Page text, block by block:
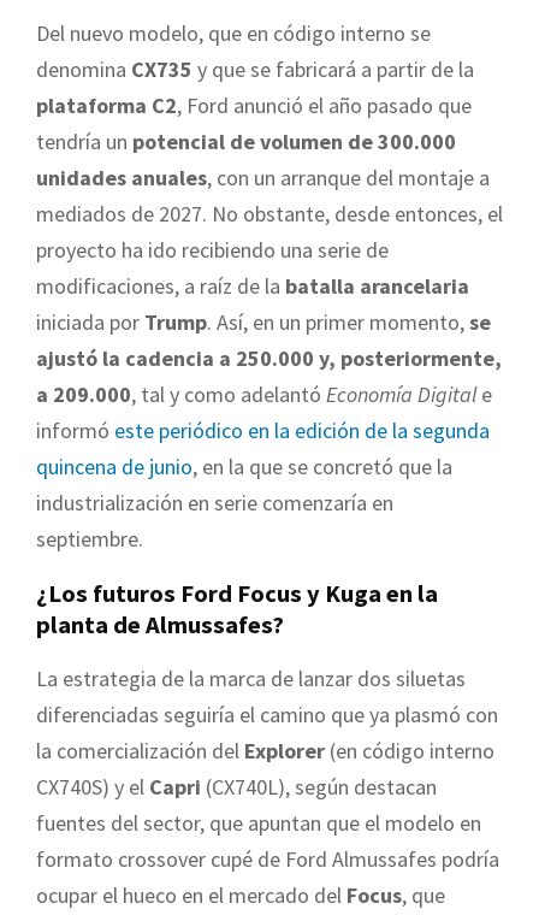
Del nuevo modelo, que en código interno se
denomina CX735 y que se fabricará a partir de la
plataforma C2, Ford anunció el año pasado que
tendría un potencial de volumen de 300.000
unidades anuales, con un arranque del montaje a
mediados de 2027. No obstante, desde entonces, el
proyecto ha ido recibiendo una serie de
modificaciones, a raíz de la batalla arancelaria
iniciada por Trump. Así, en un primer momento,se
ajustó la cadencia a 250.000 y, posteriormente,
a 209.000, tal y como adelantó Economía Digitale
informó este periódico en la edición de la segunda
quincena de junio, en la que se concretó que la
industrialización en serie comenzaría en
septiembre.
¿Los futuros Ford Focus y Kuga en la
planta de Almussafes?
La estrategia de la marca de lanzar dos siluetas
diferenciadas seguiría el camino que ya plasmó con
la comercialización del Explorer (en código interno
CX740S) y el Capri (CX740L), según destacan
fuentes del sector, que apuntan que el modelo en
formato crossover cupé de Ford Almussafes podría
ocupar el hueco en el mercado del Focus, que